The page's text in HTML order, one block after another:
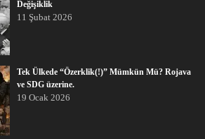
Değişiklik
11 Şubat 2026
Tek Ülkede “Özerklik(!)” Mümkün Mü? Rojava
ve SDG üzerine.
19 Ocak 2026